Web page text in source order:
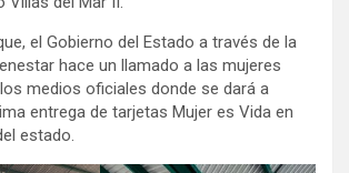
el Gobierno del Estado a través de la
hace un llamado a las mujeres
medios oficiales donde se dará a
entrega de tarjetas Mujer es Vida en
estado.